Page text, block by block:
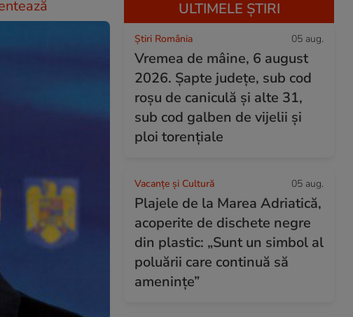
ULTIMELE ȘTIRI
Știri România 05 aug.
Vremea de mâine, 6 august
2026. Șapte județe, sub cod
roșu de caniculă și alte 31,
sub cod galben de vijelii și
ploi torențiale
Vacanțe și Cultură 05 aug.
Plajele de la Marea Adriatică,
acoperite de dischete negre
din plastic: „Sunt un simbol al
poluării care continuă să
amenințe”